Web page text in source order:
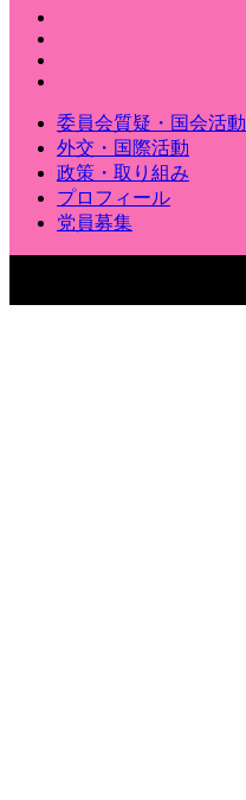
委員会質疑・国会活動
外交・国際活動
政策・取り組み
プロフィール
党員募集